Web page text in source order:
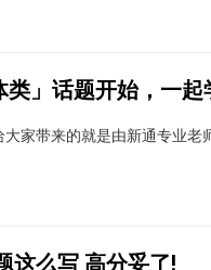
家带来的就是由新通专业
这么写 高分妥了!